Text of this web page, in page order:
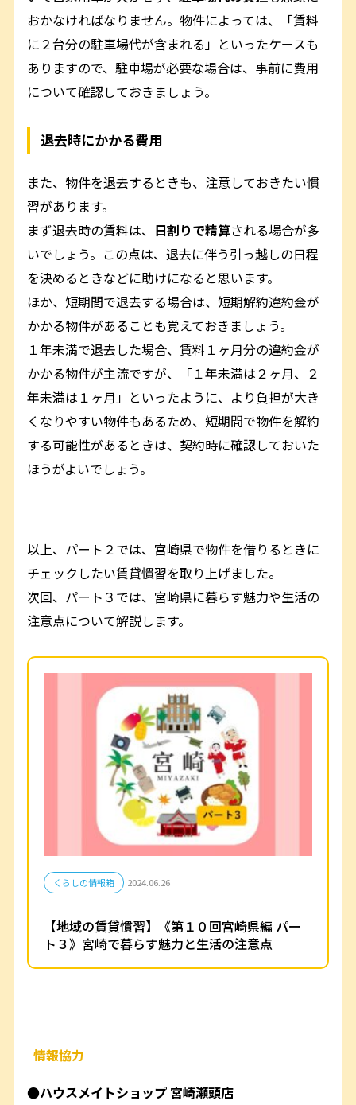
おかなければなりません。物件によっては、「賃料
に２台分の駐車場代が含まれる」といったケースも
ありますので、駐車場が必要な場合は、事前に費用
について確認しておきましょう。
退去時にかかる費用
また、物件を退去するときも、注意しておきたい慣
習があります。
まず退去時の賃料は、 日割りで精算される場合が多
いでしょう。この点は、退去に伴う引っ越しの日程
を決めるときなどに助けになると思います。
ほか、短期間で退去する場合は、短期解約違約金が
かかる物件があることも覚えておきましょう。
１年未満で退去した場合、賃料１ヶ月分の違約金が
かかる物件が主流ですが、「１年未満は２ヶ月、２
年未満は１ヶ月」といったように、より負担が大き
くなりやすい物件もあるため、短期間で物件を解約
する可能性があるときは、契約時に確認しておいた
ほうがよいでしょう。
以上、パート２では、宮崎県で物件を借りるときに
チェックしたい賃貸慣習を取り上げました。
次回、パート３では、宮崎県に暮らす魅力や生活の
注意点について解説します。
くらしの情報箱 2024.06.26
【地域の賃貸慣習】《第１０回宮崎県編 パー
ト３》宮崎で暮らす魅力と生活の注意点
情報協力
●ハウスメイトショップ 宮崎瀬頭店